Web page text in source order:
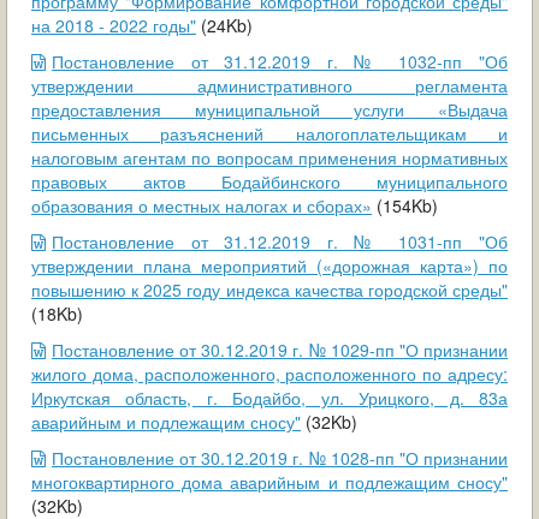
ОБРАЩЕНИЯ ГРАЖДАН
ГРАДОСТРОИТЕЛЬНАЯ ДЕЯТЕЛЬНОСТЬ
ИНФОРМИРОВАНИЕ НАСЕЛЕНИЯ
ДЕЯТЕЛЬНОСТЬ ПРОКУРАТУРЫ
МУНИЦИПАЛЬНЫЙ КОНТРОЛЬ
ПОИСК ПО САЙТУ
на 2018 - 2022 годы" (24Kb)
Постановление от 31.12.2019 г. № 1032-пп "Об
утверждении административного регламента
предоставления муниципальной услуги «Выдача
письменных разъяснений налогоплательщикам и
налоговым агентам по вопросам применения нормативных
правовых актов Бодайбинского муниципального
образования о местных налогах и сборах» (154Kb)
Постановление от 31.12.2019 г. № 1031-пп "Об
утверждении плана мероприятий («дорожная карта») по
повышению к 2025 году индекса качества городской среды"
(18Kb)
Постановление от 30.12.2019 г. № 1029-пп "О признании
жилого дома, расположенного, расположенного по адресу:
Иркутская область, г. Бодайбо, ул. Урицкого, д. 83а
аварийным и подлежащим сносу" (32Kb)
Постановление от 30.12.2019 г. № 1028-пп "О признании
многоквартирного дома аварийным и подлежащим сносу"
(32Kb)